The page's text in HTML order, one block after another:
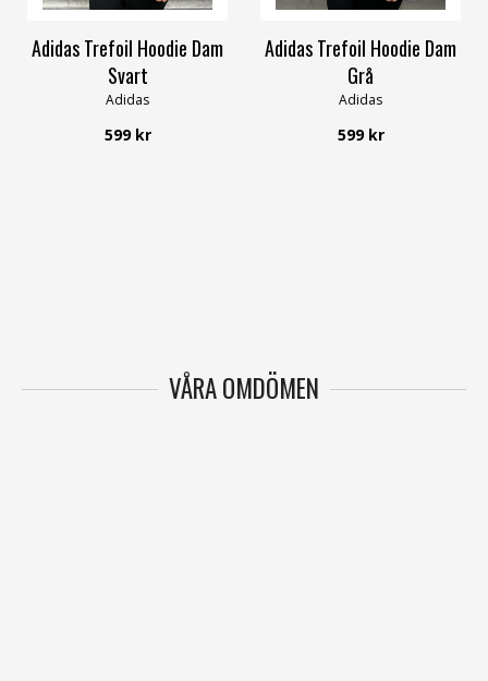
Adidas Trefoil Hoodie Dam
Svart
Adidas
599 kr
Adidas Trefoil Hoodie Dam
Grå
Adidas
599 kr
VÅRA OMDÖMEN